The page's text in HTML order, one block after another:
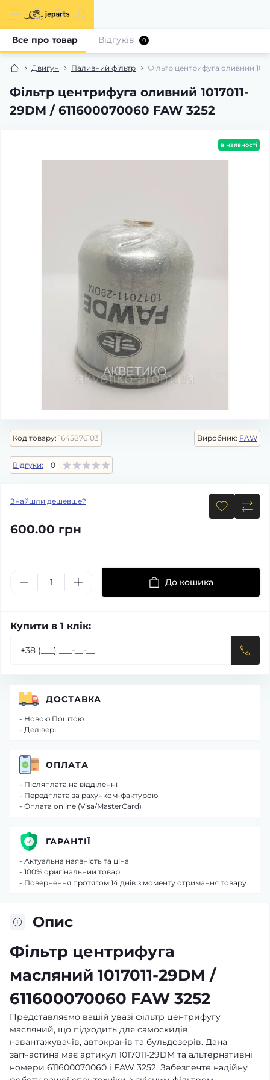
Двигун Паливний фільтр Фільтр центрифуга оливний
Фільтр центрифуга оливний 1017011-
29DM / 611600070060 FAW 3252
Все про товар Відгуків 0
в наявності
Код товару: 1645876103 Виробник: FAW
Відгуки: 0
Знайшли дешевше?
600.00 грн
До кошика
Купити в 1 клік:
Опис
Фільтр центрифуга
масляний 1017011-29DM /
611600070060 FAW 3252
Представляємо вашій увазі фільтр центрифугу
масляний, що підходить для самоскидів,
навантажувачів, автокранів та бульдозерів. Дана
запчастина має артикул 1017011-29DM та альтернативні
номери 611600070060 і FAW 3252. Забезпечте надійну
ДОСТАВКА
- Новою Поштою
- Делівері
ОПЛАТА
- Післяплата на відділенні
- Передплата за рахунком-фактурою
- Оплата online (Visa/MasterCard)
ГАРАНТІЇ
- Актуальна наявність та ціна
- 100% оригінальний товар
- Повернення протягом 14 днів з моменту отримання товару